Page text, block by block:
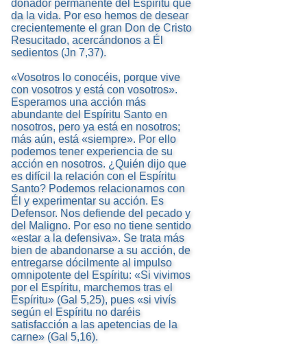
donador permanente del Espíritu que
da la vida. Por eso hemos de desear
crecientemente el gran Don de Cristo
Resucitado, acercándonos a Él
sedientos (Jn 7,37).
«Vosotros lo conocéis, porque vive
con vosotros y está con vosotros».
Esperamos una acción más
abundante del Espíritu Santo en
nosotros, pero ya está en nosotros;
más aún, está «siempre». Por ello
podemos tener experiencia de su
acción en nosotros. ¿Quién dijo que
es difícil la relación con el Espíritu
Santo? Podemos relacionarnos con
Él y experimentar su acción. Es
Defensor. Nos defiende del pecado y
del Maligno. Por eso no tiene sentido
«estar a la defensiva». Se trata más
bien de abandonarse a su acción, de
entregarse dócilmente al impulso
omnipotente del Espíritu: «Si vivimos
por el Espíritu, marchemos tras el
Espíritu» (Gal 5,25), pues «si vivís
según el Espíritu no daréis
satisfacción a las apetencias de la
carne» (Gal 5,16).